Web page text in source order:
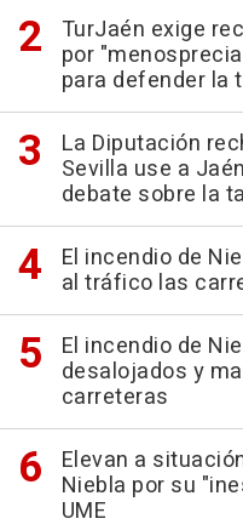
TurJaén exige
por
para defender la
La Diputación
Sevilla use a
debate sobre la
El incendio de
al tráfico las
El incendio de
desalojados y
carreteras
Elevan a
Niebla por su
UME